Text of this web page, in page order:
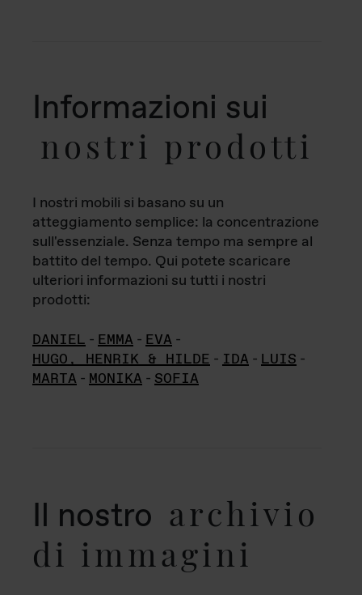
Informazioni sui
nostri prodotti
I nostri mobili si basano su un
atteggiamento semplice: la concentrazione
sull'essenziale. Senza tempo ma sempre al
battito del tempo. Qui potete scaricare
ulteriori informazioni su tutti i nostri
prodotti:
DANIEL - EMMA - EVA -
HUGO, HENRIK & HILDE - IDA - LUIS -
MARTA - MONIKA - SOFIA
Il nostro archivio
di immagini